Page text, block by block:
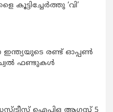
കൂട്ടിച്ചേർത്തു ‘വി’
രണ്ട് ഓപ്പണ്‍
ഫണ്ടുകള്‍